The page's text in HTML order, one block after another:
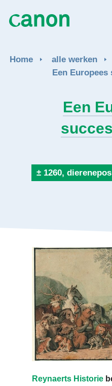
Home alle werken
Een Europees
Een
± 1260, dierenepos
Reynaerts Historie